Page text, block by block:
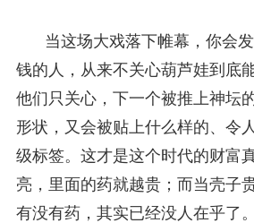
当这场大戏落下帷幕，你会
钱的人，从来不关心葫芦娃到底
他们只关心，下一个被推上神坛
形状，又会被贴上什么样的、令
级标签。这才是这个时代的财富
亮，里面的药就越贵；而当壳子
有没有药，其实已经没人在乎了。